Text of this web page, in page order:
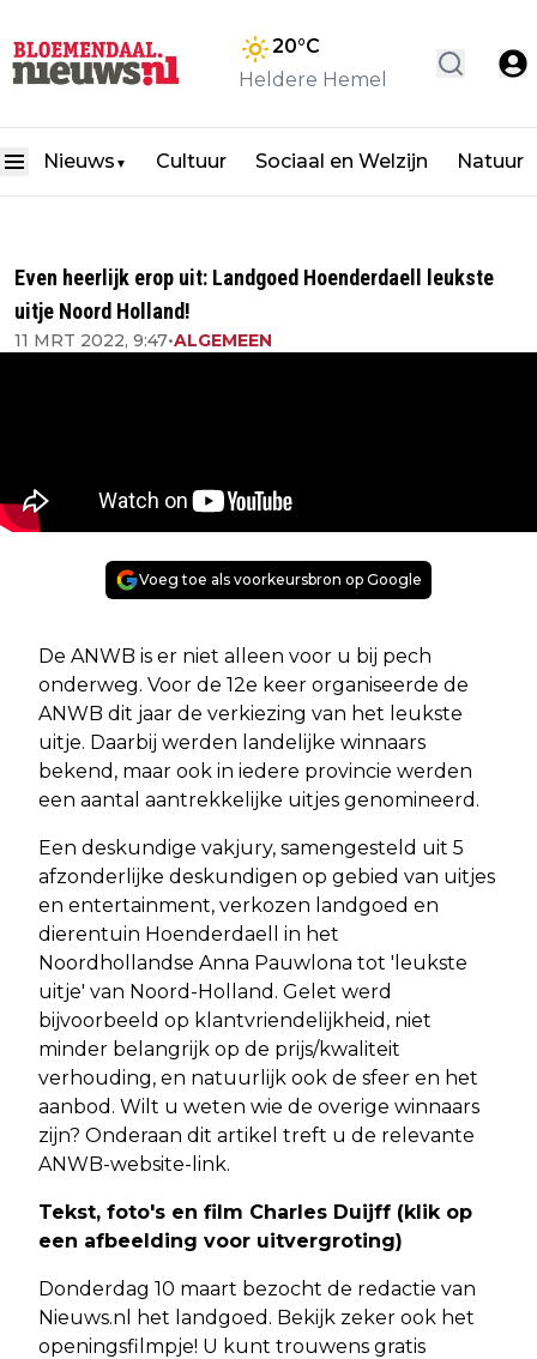
20°C
Heldere Hemel
Nieuws ▼ Cultuur Sociaal en Welzijn Natuur
Even heerlijk erop uit: Landgoed Hoenderdaell leukste
uitje Noord Holland!
11 MRT 2022, 9:47•ALGEMEEN
Voeg toe als voorkeursbron op Google
De ANWB is er niet alleen voor u bij pech
onderweg. Voor de 12e keer organiseerde de
ANWB dit jaar de verkiezing van het leukste
uitje. Daarbij werden landelijke winnaars
bekend, maar ook in iedere provincie werden
een aantal aantrekkelijke uitjes genomineerd.
Een deskundige vakjury, samengesteld uit 5
afzonderlijke deskundigen op gebied van uitjes
en entertainment, verkozen landgoed en
dierentuin Hoenderdaell in het
Noordhollandse Anna Pauwlona tot 'leukste
uitje' van Noord-Holland. Gelet werd
bijvoorbeeld op klantvriendelijkheid, niet
minder belangrijk op de prijs/kwaliteit
verhouding, en natuurlijk ook de sfeer en het
aanbod. Wilt u weten wie de overige winnaars
zijn? Onderaan dit artikel treft u de relevante
ANWB-website-link.
Tekst, foto's en film Charles Duijff (klik op
een afbeelding voor uitvergroting)
Donderdag 10 maart bezocht de redactie van
Nieuws.nl het landgoed. Bekijk zeker ook het
openingsfilmpje! U kunt trouwens gratis